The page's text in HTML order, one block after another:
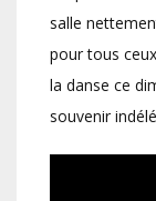
salle
pour tous
la danse ce
souvenir